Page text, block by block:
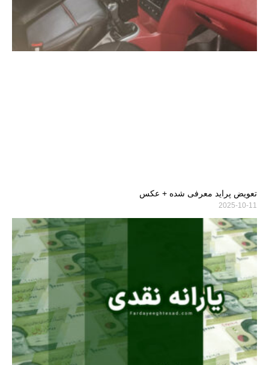
تعویض پراید معرفی شده + عکس
2025-10-11